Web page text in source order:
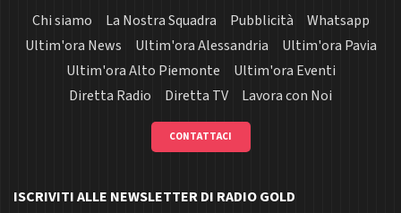
Chi siamo La Nostra Squadra Pubblicità
Whatsapp
Ultim'ora News
Ultim'ora Alessandria
Ultim'ora Pavia
Ultim'ora Alto Piemonte
Ultim'ora Eventi
Diretta Radio
Diretta TV Lavora con Noi
CONTATTACI
ISCRIVITI ALLE NEWSLETTER DI RADIO GOLD